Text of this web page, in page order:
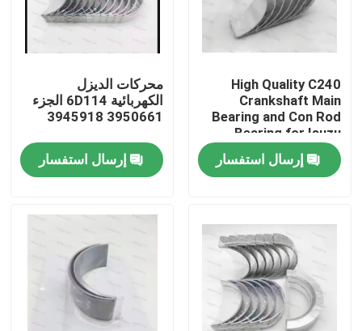
المنتجات
High Quality C240
Crankshaft Main
Bearing and Con Rod
Bearing for Isuzu
Motor Diesel Engine
Part
إرسال استفسار
محركات الديزل
الكهربائية 6D114 الجزء
3950661 3945918
إرسال استفسار